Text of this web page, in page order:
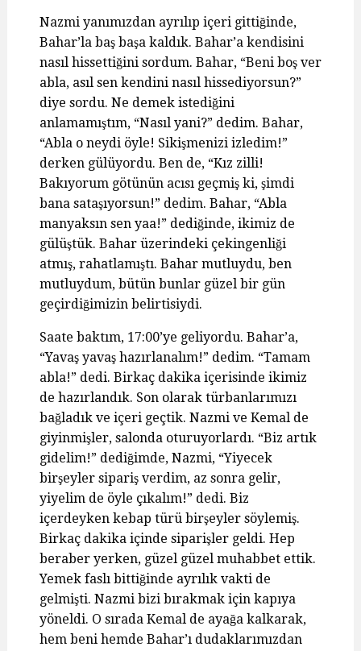
Nazmi yanımızdan ayrılıp içeri gittiğinde,
Bahar’la baş başa kaldık. Bahar’a kendisini
nasıl hissettiğini sordum. Bahar, “Beni boş ver
abla, asıl sen kendini nasıl hissediyorsun?”
diye sordu. Ne demek istediğini
anlamamıştım, “Nasıl yani?” dedim. Bahar,
“Abla o neydi öyle! Sikişmenizi izledim!”
derken gülüyordu. Ben de, “Kız zilli!
Bakıyorum götünün acısı geçmiş ki, şimdi
bana sataşıyorsun!” dedim. Bahar, “Abla
manyaksın sen yaa!” dediğinde, ikimiz de
gülüştük. Bahar üzerindeki çekingenliği
atmış, rahatlamıştı. Bahar mutluydu, ben
mutluydum, bütün bunlar güzel bir gün
geçirdiğimizin belirtisiydi.
Saate baktım, 17:00’ye geliyordu. Bahar’a,
“Yavaş yavaş hazırlanalım!” dedim. “Tamam
abla!” dedi. Birkaç dakika içerisinde ikimiz
de hazırlandık. Son olarak türbanlarımızı
bağladık ve içeri geçtik. Nazmi ve Kemal de
giyinmişler, salonda oturuyorlardı. “Biz artık
gidelim!” dediğimde, Nazmi, “Yiyecek
birşeyler sipariş verdim, az sonra gelir,
yiyelim de öyle çıkalım!” dedi. Biz
içerdeyken kebap türü birşeyler söylemiş.
Birkaç dakika içinde siparişler geldi. Hep
beraber yerken, güzel güzel muhabbet ettik.
Yemek faslı bittiğinde ayrılık vakti de
gelmişti. Nazmi bizi bırakmak için kapıya
yöneldi. O sırada Kemal de ayağa kalkarak,
hem beni hemde Bahar’ı dudaklarımızdan